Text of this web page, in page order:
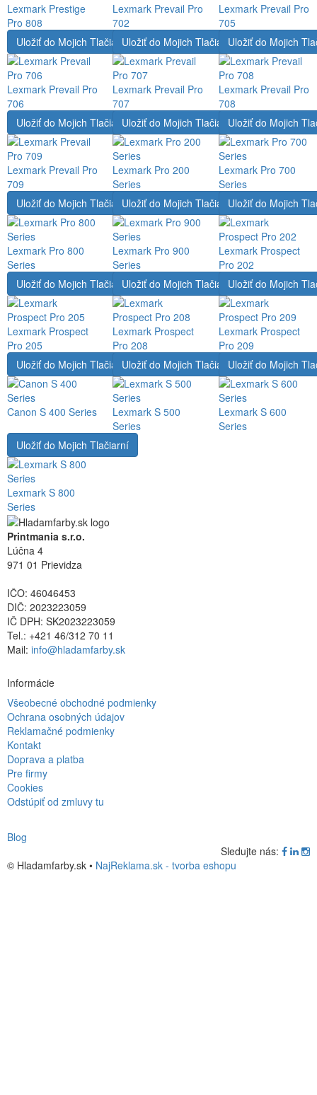
Lexmark Prestige
Pro 808
Lexmark Prevail Pro
702
Lexmark Prevail Pro
705
Uložiť do Mojich Tlačiarní
Lexmark Prevail Pro
706
Uložiť do Mojich Tlačiarní
Lexmark Prevail Pro
707
Uložiť do Mojich
Lexmark Prevail Pro
708
Uložiť do Mojich Tlačiarní
Lexmark Prevail Pro
709
Uložiť do Mojich Tlačiarní
Lexmark Pro 200
Series
Uložiť do Mojich
Lexmark Pro 700
Series
Uložiť do Mojich Tlačiarní
Lexmark Pro 800
Series
Uložiť do Mojich Tlačiarní
Lexmark Pro 900
Series
Uložiť do Mojich
Lexmark Prospect
Pro 202
Uložiť do Mojich Tlačiarní
Lexmark Prospect
Pro 205
Uložiť do Mojich Tlačiarní
Lexmark Prospect
Pro 208
Uložiť do Mojich
Lexmark Prospect
Pro 209
Uložiť do Mojich Tlačiarní
Canon S 400 Series
Uložiť do Mojich Tlačiarní
Lexmark S 500
Series
Uložiť do Mojich
Lexmark S 600
Series
Uložiť do Mojich Tlačiarní
Lexmark S 800
Series
Printmania s.r.o.
Lúčna 4
971 01 Prievidza
IČO: 46046453
DIČ: 2023223059
IČ DPH: SK2023223059
Tel.: +421 46/312 70 11
Mail: info@hladamfarby.sk
Informácie
Všeobecné obchodné podmienky
Ochrana osobných údajov
Reklamačné podmienky
Kontakt
Doprava a platba
Pre firmy
Cookies
Odstúpiť od zmluvy tu
Blog
Sledujte nás:
© Hladamfarby.sk • NajReklama.sk - tvorba eshopu